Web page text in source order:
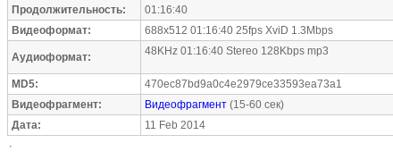
Продолжительность:
01:16:40
Видеоформат:
688x512 01:16:40 25fps XviD 1.3Mbps
Аудиоформат: 48KHz 01:16:40 Stereo 128Kbps mp3
MD5:
470ec87bd9a0c4e2979ce33593ea73a1
Видеофрагмент:
Видеофрагмент (15-60 сек)
Дата:
11 Feb 2014